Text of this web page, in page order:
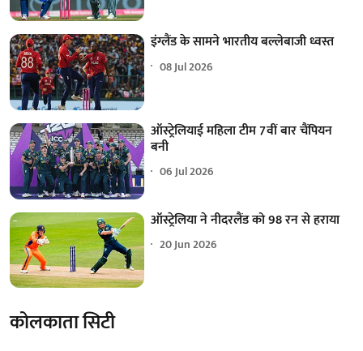
इंग्लैंड के सामने भारतीय बल्लेबाजी ध्वस्त
08 Jul 2026
ऑस्ट्रेलियाई महिला टीम 7वीं बार चैंपियन
बनी
06 Jul 2026
ऑस्ट्रेलिया ने नीदरलैंड को 98 रन से हराया
20 Jun 2026
कोलकाता सिटी